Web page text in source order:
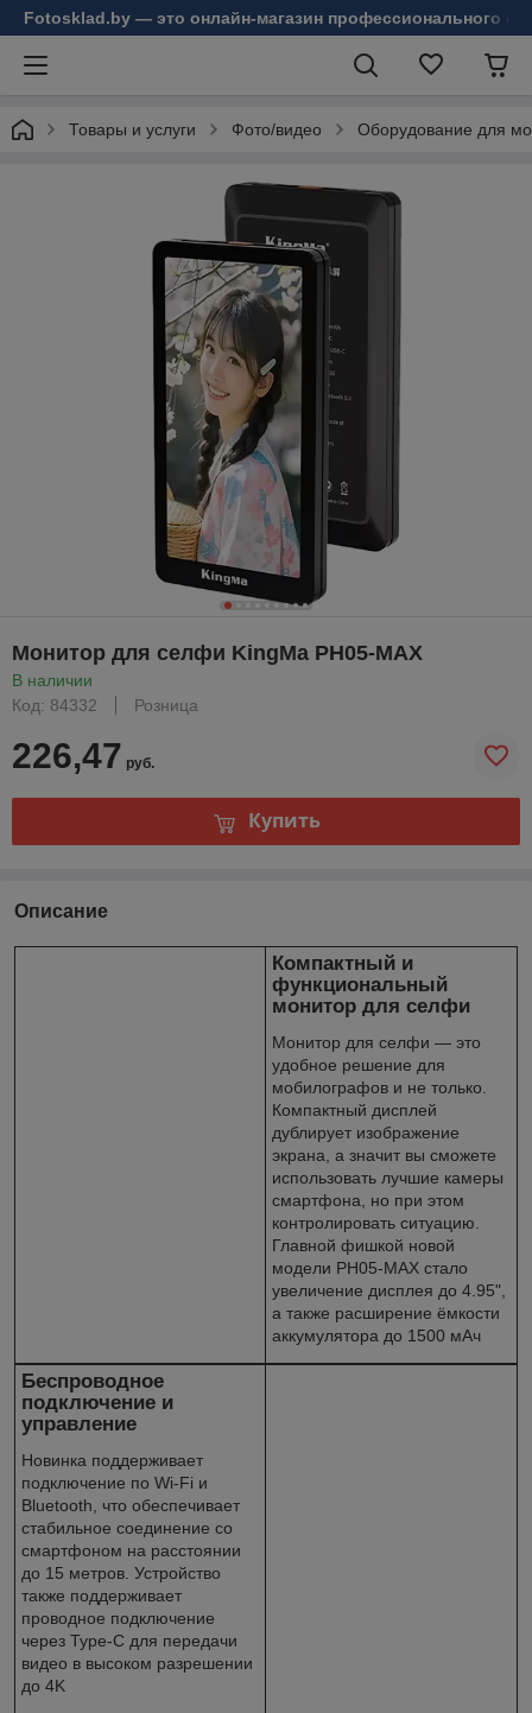
Fotosklad.by — это онлайн-магазин профессионального
Товары и услуги Фото/видео Оборудование для
Монитор для селфи KingMa PH05-MAX
В наличии
Код: 84332
Розница
226,47 руб.
Купить
Описание
Компактный и
функциональный
монитор для селфи
Монитор для селфи — это
удобное решение для
мобилографов и не только.
Компактный дисплей
дублирует изображение
экрана, а значит вы сможете
использовать лучшие камеры
смартфона, но при этом
контролировать ситуацию.
Главной фишкой новой
модели PH05-MAX стало
увеличение дисплея до 4.95",
а также расширение ёмкости
аккумулятора до 1500 мАч
Беспроводное
подключение и
управление
Новинка поддерживает
подключение по Wi-Fi и
Bluetooth, что обеспечивает
стабильное соединение со
смартфоном на расстоянии
до 15 метров. Устройство
также поддерживает
проводное подключение
через Type-C для передачи
видео в высоком разрешении
до 4K